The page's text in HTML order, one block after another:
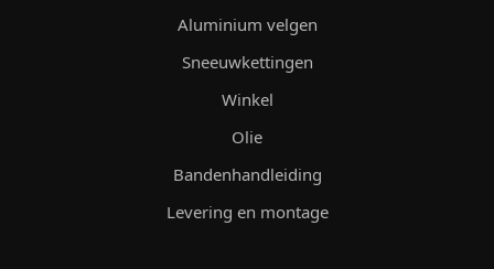
Aluminium velgen
Sneeuwkettingen
Winkel
Olie
Bandenhandleiding
Levering en montage